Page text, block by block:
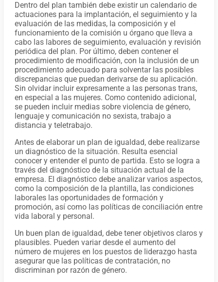
Dentro del plan también debe existir un calendario de
actuaciones para la implantación, el seguimiento y la
evaluación de las medidas, la composición y el
funcionamiento de la comisión u órgano que lleva a
cabo las labores de seguimiento, evaluación y revisión
periódica del plan. Por último, deben contener el
procedimiento de modificación, con la inclusión de un
procedimiento adecuado para solventar las posibles
discrepancias que puedan derivarse de su aplicación.
Sin olvidar incluir expresamente a las personas trans,
en especial a las mujeres. Como contenido adicional,
se pueden incluir medias sobre violencia de género,
lenguaje y comunicación no sexista, trabajo a
distancia y teletrabajo.
Antes de elaborar un plan de igualdad, debe realizarse
un diagnóstico de la situación. Resulta esencial
conocer y entender el punto de partida. Esto se logra a
través del diagnóstico de la situación actual de la
empresa. El diagnóstico debe analizar varios aspectos,
como la composición de la plantilla, las condiciones
laborales las oportunidades de formación y
promoción, así como las políticas de conciliación entre
vida laboral y personal.
Un buen plan de igualdad, debe tener objetivos claros y
plausibles. Pueden variar desde el aumento del
número de mujeres en los puestos de liderazgo hasta
asegurar que las políticas de contratación, no
discriminan por razón de género.